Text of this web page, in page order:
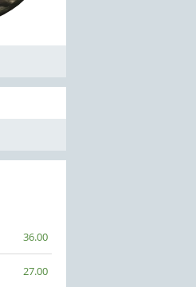
36.00
27.00